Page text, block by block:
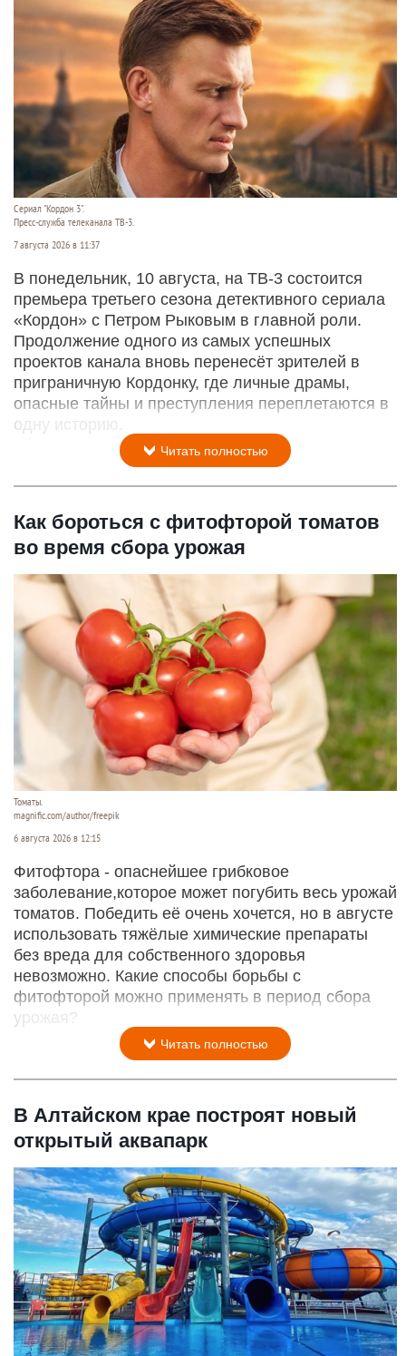
Сериал "Кордон 3".
Пресс-служба телеканала ТВ-3.
7 августа 2026 в 11:37
В понедельник, 10 августа, на ТВ-3 состоится
премьера третьего сезона детективного сериала
«Кордон» с Петром Рыковым в главной роли.
Продолжение одного из самых успешных
проектов канала вновь перенесёт зрителей в
приграничную Кордонку, где личные драмы,
опасные тайны и преступления переплетаются в
одну историю.
Читать полностью
Как бороться с фитофторой томатов
во время сбора урожая
Томаты.
magnific.com/author/freepik
6 августа 2026 в 12:15
Фитофтора - опаснейшее грибковое
заболевание,которое может погубить весь урожай
томатов. Победить её очень хочется, но в августе
использовать тяжёлые химические препараты
без вреда для собственного здоровья
невозможно. Какие способы борьбы с
фитофторой можно применять в период сбора
урожая?
Читать полностью
В Алтайском крае построят новый
открытый аквапарк